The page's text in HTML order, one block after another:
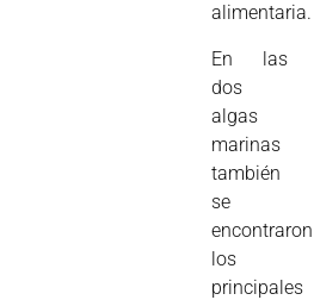
alimentaria.
En las
dos
algas
marinas
también
se
encontraron
los
principales